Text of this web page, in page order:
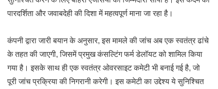
पारदर्शिता और जवाबदेही की दिशा में महत्वपूर्ण माना जा रहा है।
कंपनी द्वारा जारी बयान के अनुसार, इस मामले की जांच अब एक स्वतंत्र ढांचे
के तहत की जाएगी, जिसमें प्रमुख कंसल्टिंग फर्म डेलॉयट को शामिल किया
गया है। इसके साथ ही एक स्वतंत्र ओवरसाइट कमेटी भी बनाई गई है, जो
पूरी जांच प्रक्रिया की निगरानी करेगी। इस कमेटी का उद्देश्य ये सुनिश्चित